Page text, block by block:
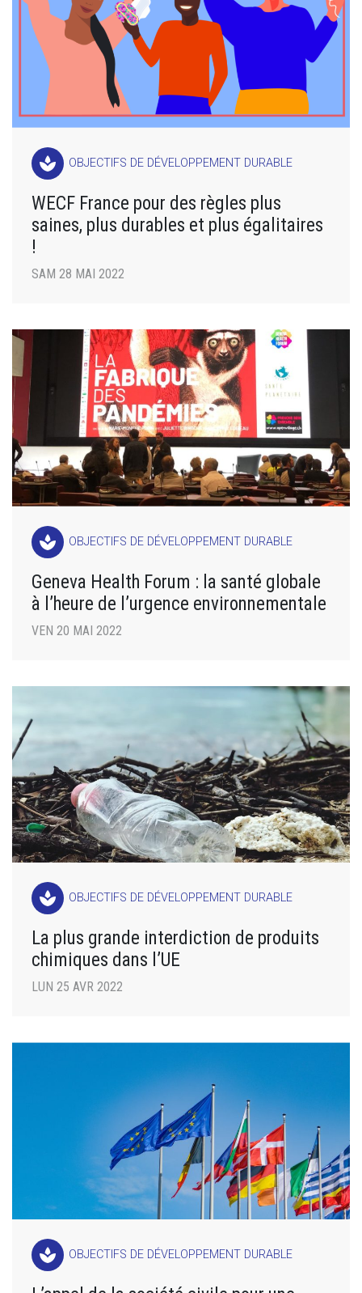
spa OBJECTIFS DE DÉVELOPPEMENT DURABLE
WECF France pour des règles plus
saines, plus durables et plus égalitaires
!
SAM 28 MAI 2022
spa OBJECTIFS DE DÉVELOPPEMENT DURABLE
Geneva Health Forum : la santé globale
à l’heure de l’urgence environnementale
VEN 20 MAI 2022
spa OBJECTIFS DE DÉVELOPPEMENT DURABLE
La plus grande interdiction de produits
chimiques dans l’UE
LUN 25 AVR 2022
spa OBJECTIFS DE DÉVELOPPEMENT DURABLE